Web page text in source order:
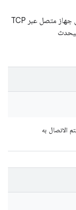
يُرجى العلم أنّ تنفيذ إجراء مثل إعادة التشغيل على جهاز متصل عبر TCP